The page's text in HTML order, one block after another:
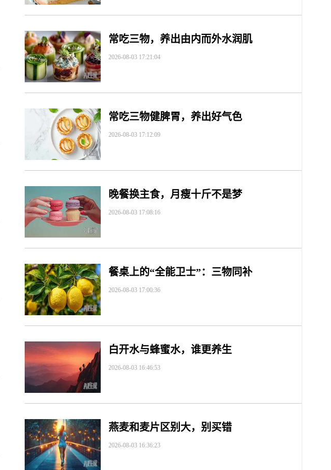
常吃三物，养出由内而外水润肌
2026-08-03 17:21:04
常吃三物健脾胃，养出好气色
2026-08-03 17:12:09
晚餐换主食，月瘦十斤不是梦
2026-08-03 17:08:16
餐桌上的“全能卫士”：三物同补
2026-08-03 17:00:36
白开水与蜂蜜水，谁更养生
2026-08-03 16:46:53
燕麦和麦片区别大，别买错
2026-08-03 16:36:23